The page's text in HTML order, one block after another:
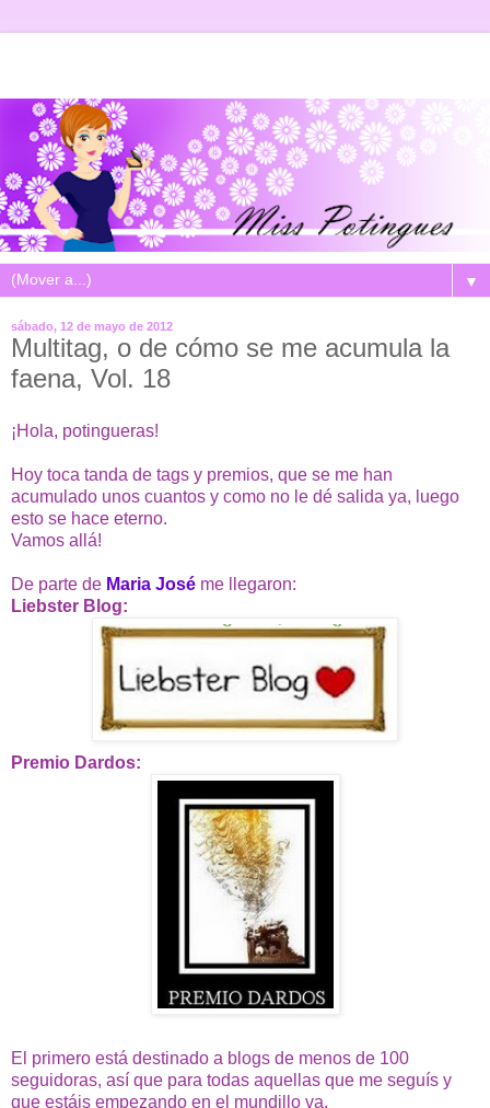
▼
sábado, 12 de mayo de 2012
Multitag, o de cómo se me acumula la
faena, Vol. 18
¡Hola, potingueras!
Hoy toca tanda de tags y premios, que se me han
acumulado unos cuantos y como no le dé salida ya, luego
esto se hace eterno.
Vamos allá!
De parte de Maria José me llegaron:
Liebster Blog:
Premio Dardos:
El primero está destinado a blogs de menos de 100
seguidoras, así que para todas aquellas que me seguís y
que estáis empezando en el mundillo va.